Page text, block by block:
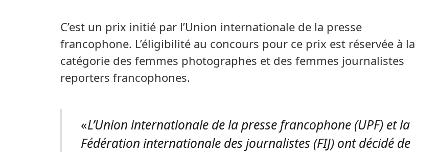
C’est un prix initié par l’Union internationale de la presse
francophone. L’éligibilité au concours pour ce prix est réservée à la
catégorie des femmes photographes et des femmes journalistes
reporters francophones.
«L’Union internationale de la presse francophone (UPF) et la
Fédération internationale des journalistes (FIJ) ont décidé de